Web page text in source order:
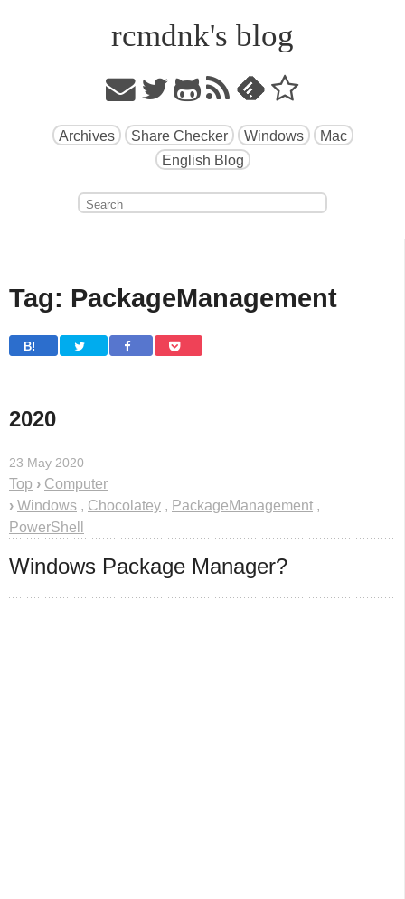
rcmdnk's blog
Archives Share Checker Windows
Mac
English Blog
Tag: PackageManagement
B!
2020
23 May 2020
Top › Computer
› Windows , Chocolatey , PackageManagement ,
PowerShell
Windows Package Manager?